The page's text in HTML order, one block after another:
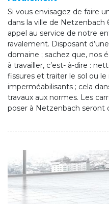
Si vous envisagez de faire
dans la ville de Netzenbach
appel au service de notre
ravalement. Disposant
domaine ; sachez que, nos
à travailler, c’est- à-dire :
fissures et traiter le sol ou
imperméabilisants ; cela
travaux aux normes. Les
poser à Netzenbach seront